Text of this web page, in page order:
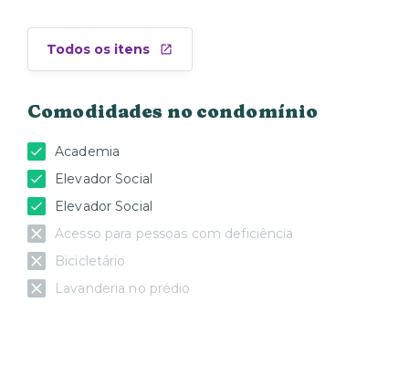
Todos os itens
Comodidades no condomínio
Academia
Elevador Social
Elevador Social
Acesso para pessoas com deficiência
Bicicletário
Lavanderia no prédio